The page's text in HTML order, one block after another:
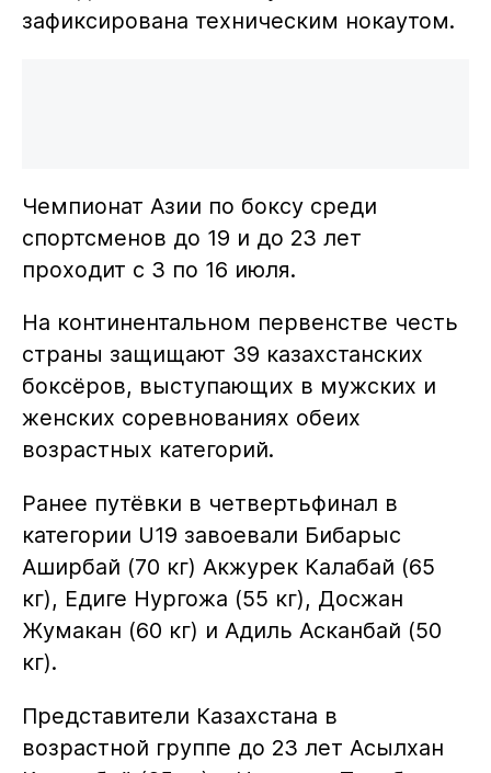
зафиксирована техническим нокаутом.
Чемпионат Азии по боксу среди
спортсменов до 19 и до 23 лет
проходит с 3 по 16 июля.
На континентальном первенстве честь
страны защищают 39 казахстанских
боксёров, выступающих в мужских и
женских соревнованиях обеих
возрастных категорий.
Ранее путёвки в четвертьфинал в
категории U19 завоевали Бибарыс
Аширбай (70 кг) Акжурек Калабай (65
кг), Едиге Нургожа (55 кг), Досжан
Жумакан (60 кг) и Адиль Асканбай (50
кг).
Представители Казахстана в
возрастной группе до 23 лет Асылхан